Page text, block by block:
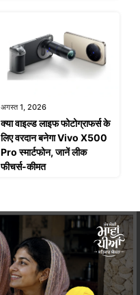
अगस्त 1, 2026
क्या वाइल्ड लाइफ फोटोग्राफर्स के
लिए वरदान बनेगा Vivo X500
Pro स्मार्टफोन, जानें लीक
फीचर्स-कीमत